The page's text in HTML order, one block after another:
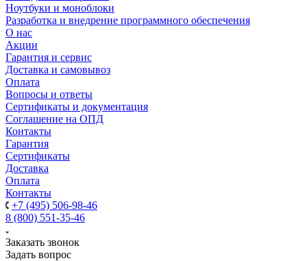
Ноутбуки и моноблоки
Разработка и внедрение программного обеспечения
О нас
Акции
Гарантия и сервис
Доставка и самовывоз
Оплата
Вопросы и ответы
Сертификаты и документация
Соглашение на ОПД
Контакты
Гарантия
Сертификаты
Доставка
Оплата
Контакты
+7 (495) 506-98-46
8 (800) 551-35-46
Заказать звонок
Задать вопрос